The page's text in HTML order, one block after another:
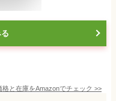
格と在庫をAmazonでチェック >>